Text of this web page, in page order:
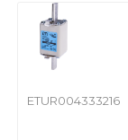
ETUR004333216